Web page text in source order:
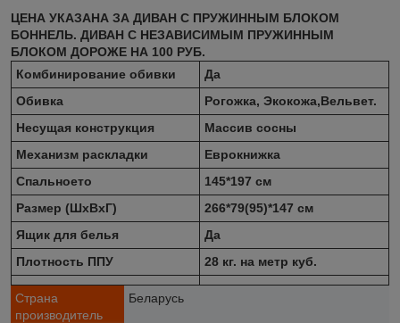
ЦЕНА УКАЗАНА ЗА ДИВАН С ПРУЖИННЫМ БЛОКОМ
БОННЕЛЬ. ДИВАН С НЕЗАВИСИМЫМ ПРУЖИННЫМ
БЛОКОМ ДОРОЖЕ НА 100 РУБ.
Комбинирование обивки
Да
Обивка
Рогожка, Экокожа,Вельвет.
Несущая конструкция
Массив сосны
Механизм раскладки
Еврокнижка
Спальноето
145*197 см
Размер (ШхВхГ)
266*79(95)*147 см
Ящик для белья
Да
Плотность ППУ
28 кг. на метр куб.
Страна
производитель
Беларусь